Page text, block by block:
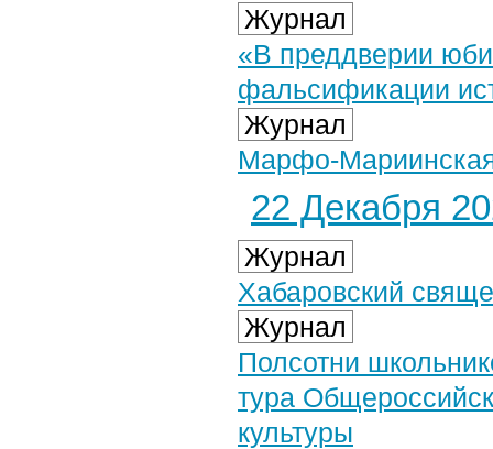
Журнал
«В преддверии
фальсификации
Журнал
Марфо-
22 Декабря
Журнал
Хабаровский
Журнал
Полсотни
тура
культуры